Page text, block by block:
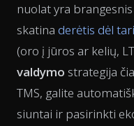
nuolat yra
skatina derėtis dėl
(oro į jūros ar kelių,
valdymo strategija
TMS, galite
siuntai ir pasirinkti